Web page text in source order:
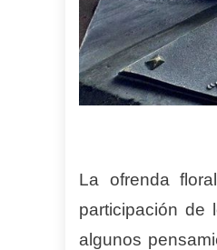
La ofrenda
participación de
algunos